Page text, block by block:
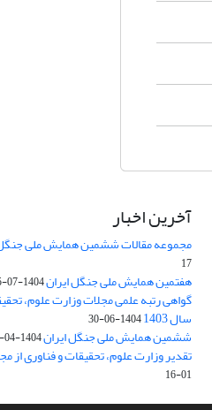
آخرین اخبار
مجموعه مقالات ششمین همایش ملی
17
هفتمین همایش ملی جنگل ایران1404-07-15
گواهی رتبه علمی مجلات وزارت علوم،
سال 1403 1404-06-30
ششمین همایش ملی جنگل ایران1404-04-31
تقدیر وزارت علوم، تحقیقات و فناوری از
01-16